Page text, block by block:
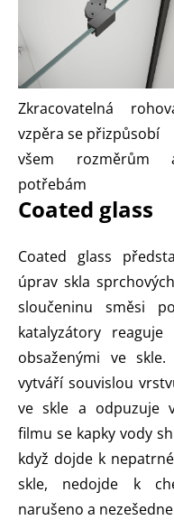
Zkracovatelná
vzpěra se přizpůsobí
všem rozměrům
potřebám
Coated glass
Coated glass
úprav skla
sloučeninu směsi
katalyzátory
obsaženými ve
vytváří souvislou
ve skle a odpuzuje
filmu se kapky vody
když dojde k
skle, nedojde k
narušeno a